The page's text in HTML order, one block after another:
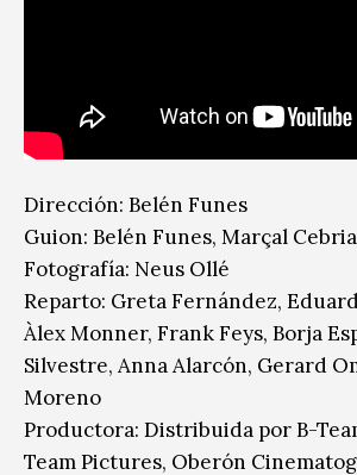
Dirección: Belén Funes
Guion: Belén Funes, Marçal
Fotografía: Neus Ollé
Reparto: Greta Fernández,
Àlex Monner, Frank Feys, Borja
Silvestre, Anna Alarcón, Gerard
Moreno
Productora: Distribuida por B-
Team Pictures, Oberón